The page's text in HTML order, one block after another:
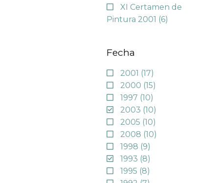
XI Certamen de
Pintura 2001 (6)
Fecha
2001 (17)
2000 (15)
1997 (10)
2003 (10)
2005 (10)
2008 (10)
1998 (9)
1993 (8)
1995 (8)